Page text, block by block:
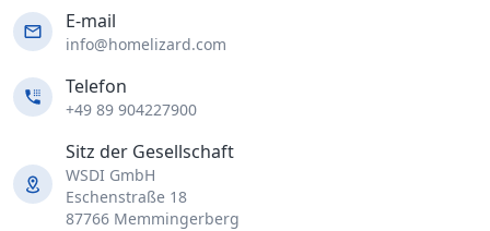
E-mail
info@homelizard.com
Telefon
+49 89 904227900
Sitz der Gesellschaft
WSDI GmbH
Eschenstraße 18
87766 Memmingerberg